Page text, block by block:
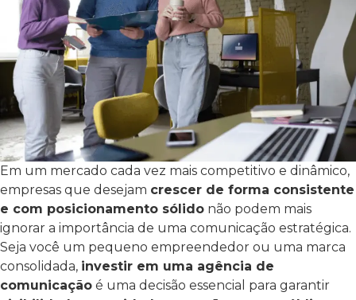
Em um mercado cada vez mais competitivo e dinâmico,
empresas que desejam crescer de forma consistente
e com posicionamento sólido não podem mais
ignorar a importância de uma comunicação estratégica.
Seja você um pequeno empreendedor ou uma marca
consolidada, investir em uma agência de
comunicação é uma decisão essencial para garantir